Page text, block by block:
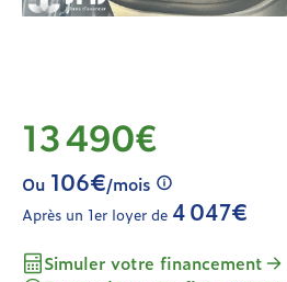
13 490€
Ou 106€/mois
Après un 1er loyer de 4 047€
Simuler votre financement